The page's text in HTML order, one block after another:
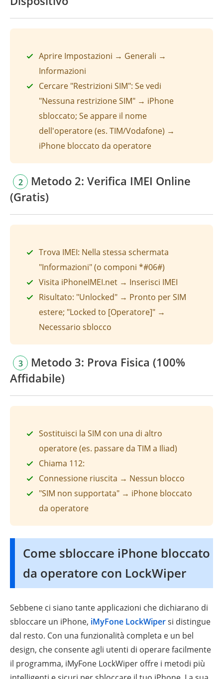
Aprire Impostazioni → Generali →
Informazioni
Cercare "Restrizioni SIM": Se vedi
"Nessuna restrizione SIM" → iPhone
sbloccato; Se appare il nome
dell'operatore (es. TIM/Vodafone) →
iPhone bloccato da operatore
2
Metodo 2: Verifica IMEI Online
(Gratis)
Trova IMEI: Nella stessa schermata
"Informazioni" (o componi *#06#)
Visita iPhoneIMEI.net → Inserisci IMEI
Risultato: "Unlocked" → Pronto per SIM
estere; "Locked to [Operatore]" →
Necessario sblocco
3
Metodo 3: Prova Fisica (100%
Affidabile)
Sostituisci la SIM con una di altro
operatore (es. passare da TIM a Iliad)
Chiama 112:
Connessione riuscita → Nessun blocco
"SIM non supportata" → iPhone bloccato
da operatore
Come sbloccare iPhone bloccato
da operatore con LockWiper
Sebbene ci siano tante applicazioni che dichiarano di
sbloccare un iPhone, iMyFone LockWipersi distingue
dal resto. Con una funzionalità completa e un bel
design, che consente agli utenti di operare facilmente
il programma, iMyFone LockWiper offre i metodi più